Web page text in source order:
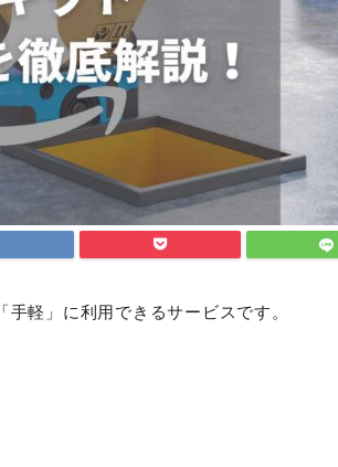
軽」に利用できるサービスです。